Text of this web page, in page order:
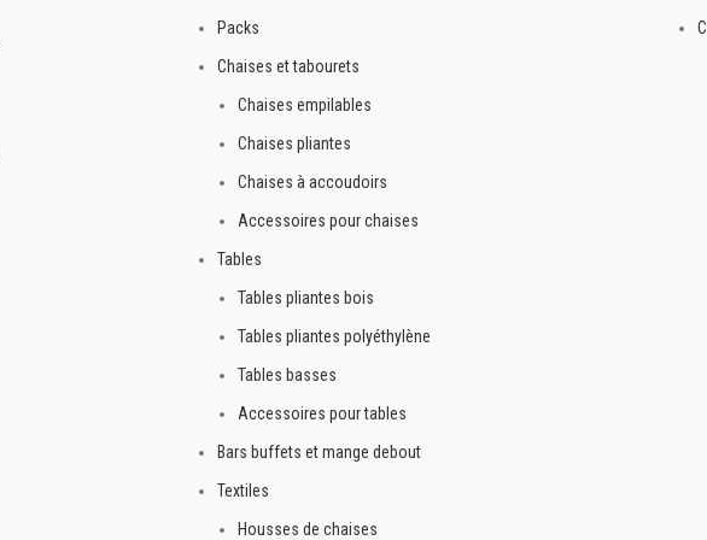
Packs
Chaises et tabourets
Chaises empilables
Chaises pliantes
Chaises à accoudoirs
Accessoires pour chaises
Tables
Tables pliantes bois
Tables pliantes polyéthylène
Tables basses
Accessoires pour tables
Bars buffets et mange debout
Textiles
Housses de chaises